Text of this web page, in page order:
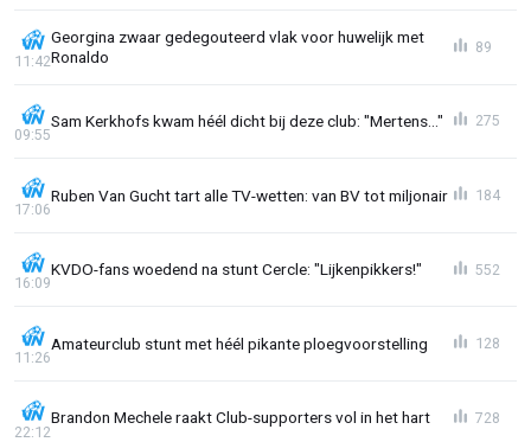
Georgina zwaar gedegouteerd vlak voor huwelijk met
Ronaldo
11:42
89
Sam Kerkhofs kwam héél dicht bij deze club: "Mertens..."
09:55
275
Ruben Van Gucht tart alle TV-wetten: van BV tot miljonair
17:06
184
KVDO-fans woedend na stunt Cercle: "Lijkenpikkers!"
16:09
552
Amateurclub stunt met héél pikante ploegvoorstelling
11:26
128
Brandon Mechele raakt Club-supporters vol in het hart
22:12
728